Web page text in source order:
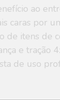
ao
caras por
de itens de
e tração
de uso